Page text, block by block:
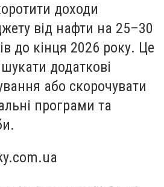
доходи
від нафти на 25–30
до кінця 2026 року. Це
додаткові
або скорочувати
програми та